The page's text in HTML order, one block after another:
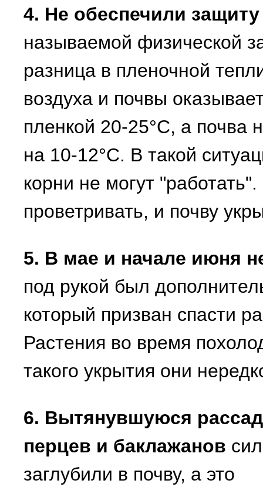
4. Не обеспечили
называемой физической
разница в пленочной
воздуха и почвы
пленкой 20-25°С, а почва
на 10-12°С. В такой
корни не могут
проветривать, и почву
5. В мае и начале июня
под рукой был
который призван спасти
Растения во время
такого укрытия они
6. Вытянувшуюся
перцев и баклажанов
заглубили в почву, а это